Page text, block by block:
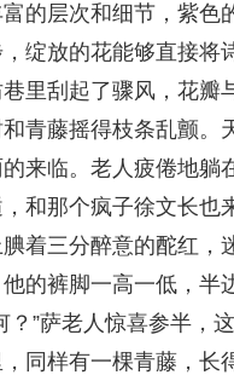
的层次和细节，紫色
绽放的花能够直接将
里刮起了骤风，花瓣
青藤摇得枝条乱颤。
来临。老人疲倦地躺
和那个疯子徐文长也
着三分醉意的酡红，
的裤脚一高一低，半
？”萨老人惊喜参半，
同样有一棵青藤，长